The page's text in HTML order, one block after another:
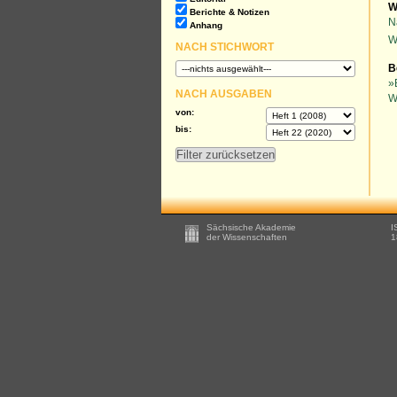
Berichte & Notizen
Anhang
NACH STICHWORT
NACH AUSGABEN
von:
bis:
Footer
Sächsische Akademie
der Wissenschaften